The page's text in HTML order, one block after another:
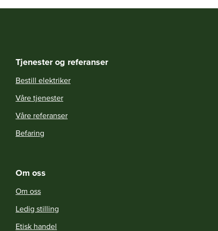
Tjenester og referanser
Bestill elektriker
Våre tjenester
Våre referanser
Befaring
Om oss
Om oss
Ledig stilling
Etisk handel